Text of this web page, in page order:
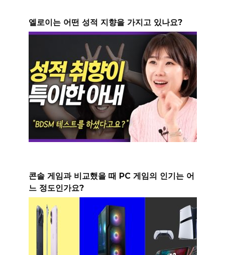
엘로이는 어떤 성적 지향을 가지고 있나요?
콘솔 게임과 비교했을 때 PC 게임의 인기는 어
느 정도인가요?